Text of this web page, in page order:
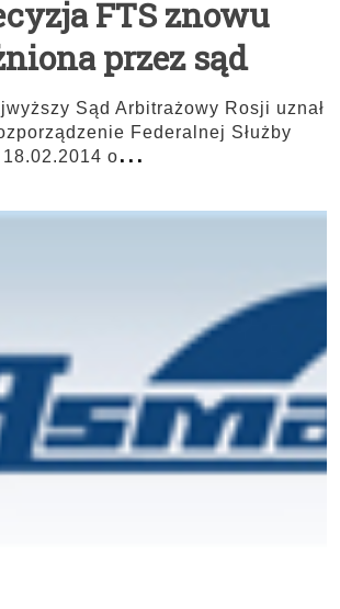
FTS znowu
przez sąd
Sąd Arbitrażowy Rosji uznał
Federalnej Służby
o...